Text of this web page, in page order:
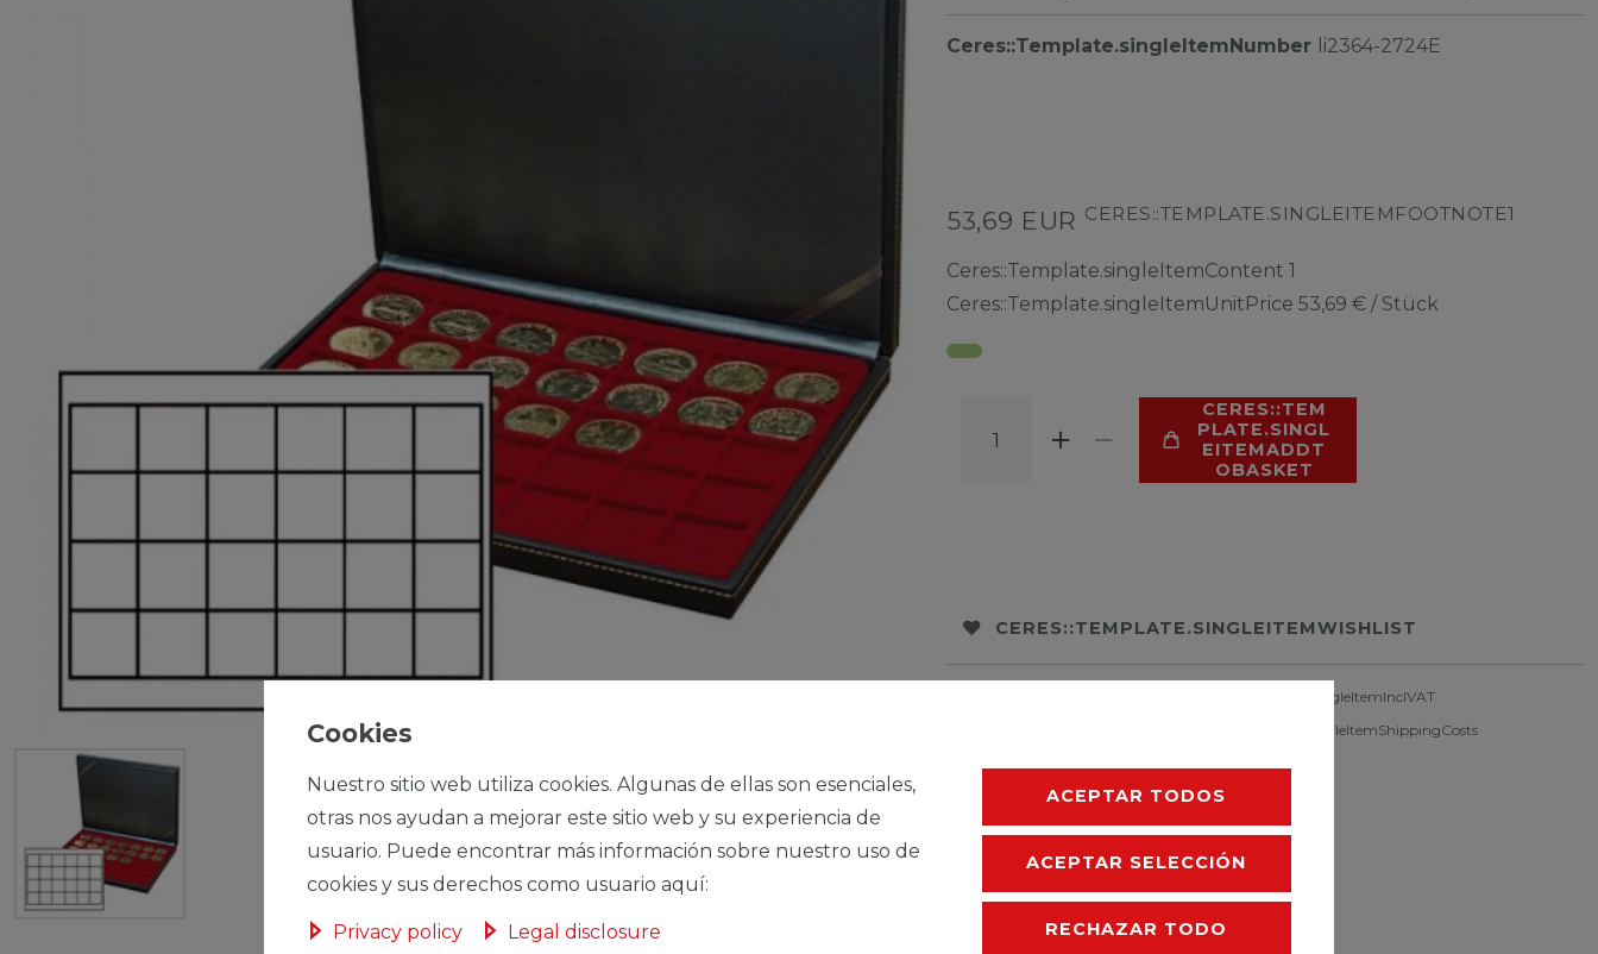
Ceres::Template.singleItemNumber li2364-2724E
53,69 EUR CERES::TEMPLATE.SINGLEITEMFOOTNOTE1
Ceres::Template.singleItemContent 1
Ceres::Template.singleItemUnitPrice 53,69 € / Stück
CERES::TEM
PLATE.SINGL
EITEMADDT
OBASKET
CERES::TEMPLATE.SINGLEITEMWISHLIST
Ceres::Template.singleItemFootnote1 Ceres::Template.singleItemInclVAT
Ceres::Template.singleItemShippingCosts
Cookies
Nuestro sitio web utiliza cookies. Algunas de ellas son esenciales,
otras nos ayudan a mejorar este sitio web y su experiencia de
usuario. Puede encontrar más información sobre nuestro uso de
cookies y sus derechos como usuario aquí:
Privacy policy Legal disclosure
ACEPTAR TODOS
ACEPTAR SELECCIÓN
RECHAZAR TODO